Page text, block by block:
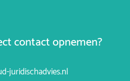
contact opnemen?
juridischadvies.nl